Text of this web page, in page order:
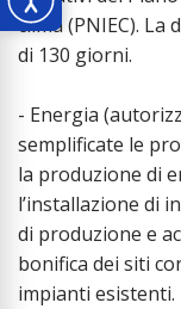
clima (PNIEC).
di 130 giorni.
- Energia
semplificate le
la produzione di
l’installazione di
di produzione e
bonifica dei siti
impianti esistenti.